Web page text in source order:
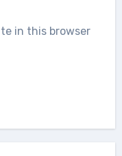
in this browser